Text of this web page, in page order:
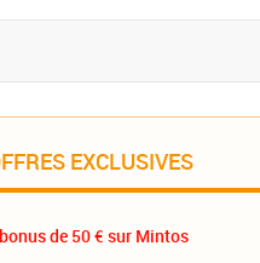
EXCLUSIVES
de 50 € sur Mintos